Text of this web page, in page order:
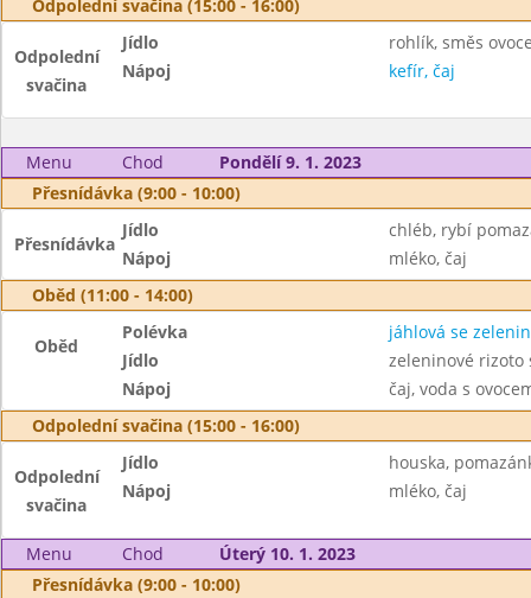
Odpolední svačina (15:00 - 16:00)
Odpolední
svačina
Jídlo
rohlík, směs
Nápoj
kefír, čaj
Menu Chod
Pondělí 9. 1. 2023
Přesnídávka (9:00 - 10:00)
Přesnídávka
Jídlo
chléb, rybí
Nápoj
mléko, čaj
Oběd (11:00 - 14:00)
Oběd
Polévka
jáhlová se
Jídlo
zeleninové rizoto
Nápoj
čaj, voda s
Odpolední svačina (15:00 - 16:00)
Odpolední
svačina
Jídlo
houska,
Nápoj
mléko, čaj
Menu Chod
Úterý 10. 1. 2023
Přesnídávka (9:00 - 10:00)